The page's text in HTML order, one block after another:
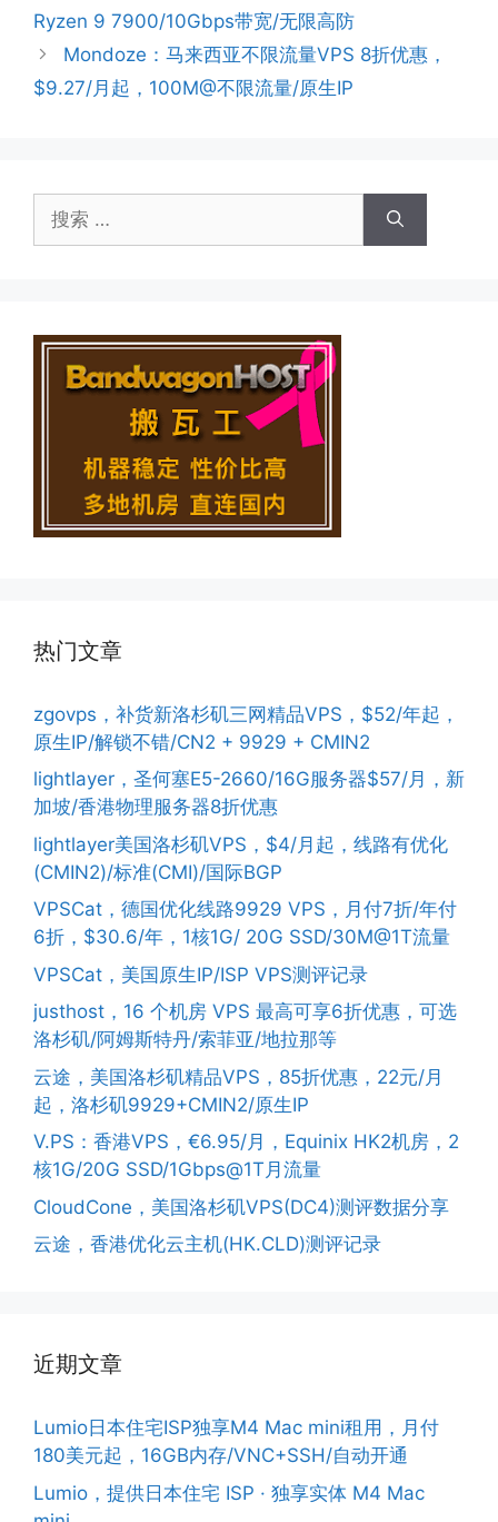
Ryzen 9 7900/10Gbps带宽/无限高防
Mondoze：马来西亚不限流量VPS 8折优惠，
$9.27/月起，100M@不限流量/原生IP
索：
热门文章
zgovps，补货新洛杉矶三网精品VPS，$52/年起，
原生IP/解锁不错/CN2 + 9929 + CMIN2
lightlayer，圣何塞E5-2660/16G服务器$57/月，新
加坡/香港物理服务器8折优惠
lightlayer美国洛杉矶VPS，$4/月起，线路有优化
(CMIN2)/标准(CMI)/国际BGP
VPSCat，德国优化线路9929 VPS，月付7折/年付
6折，$30.6/年，1核1G/ 20G SSD/30M@1T流量
VPSCat，美国原生IP/ISP VPS测评记录
justhost，16 个机房 VPS 最高可享6折优惠，可选
洛杉矶/阿姆斯特丹/索菲亚/地拉那等
云途，美国洛杉矶精品VPS，85折优惠，22元/月
起，洛杉矶9929+CMIN2/原生IP
V.PS：香港VPS，€6.95/月，Equinix HK2机房，2
核1G/20G SSD/1Gbps@1T月流量
CloudCone，美国洛杉矶VPS(DC4)测评数据分享
云途，香港优化云主机(HK.CLD)测评记录
近期文章
Lumio日本住宅ISP独享M4 Mac mini租用，月付
180美元起，16GB内存/VNC+SSH/自动开通
Lumio，提供日本住宅 ISP · 独享实体 M4 Mac